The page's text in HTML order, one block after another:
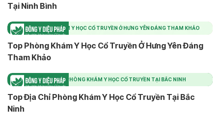
Tại Ninh Bình
TOP PHÒNG KHÁM Y HỌC CỔ TRUYỀN Ở HƯNG YÊN ĐÁNG THAM KHẢO
Top Phòng Khám Y Học Cổ Truyền Ở Hưng Yên Đáng
Tham Khảo
TOP ĐỊA CHỈ PHÒNG KHÁM Y HỌC CỔ TRUYỀN TẠI BẮC NINH
Top Địa Chỉ Phòng Khám Y Học Cổ Truyền Tại Bắc
Ninh